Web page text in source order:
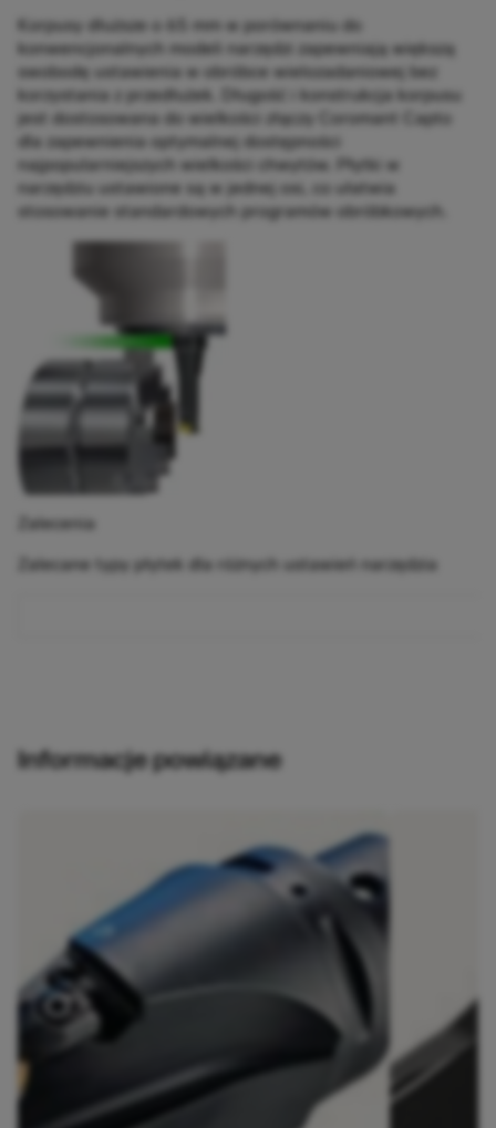
Korpusy dłuższe o 65 mm w porównaniu do
konwencjonalnych modeli narzędzi zapewniają większą
swobodę ustawienia w obróbce wielozadaniowej bez
korzystania z przedłużek. Długość i konstrukcja korpusu
jest dostosowana do wielkości złączy Coromant Capto
dla zapewnienia optymalnej dostępności
najpopularniejszych wielkości chwytów. Płytki w
narzędziu ustawione są w jednej osi, co ułatwia
stosowanie standardowych programów obróbkowych.
Zalecenia
Zalecane typy płytek dla różnych ustawień narzędzia
Informacje powiązane